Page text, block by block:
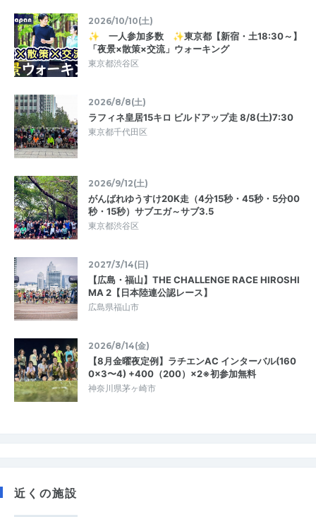
2026/10/10(土)
✨ 一人参加多数 ✨東京都【新宿・土18:30～】
「夜景×散策×交流」ウォーキング
東京都渋谷区
2026/8/8(土)
ラフィネ皇居15キロ ビルドアップ走 8/8(土)7:30
東京都千代田区
2026/9/12(土)
がんばれゆうすけ20K走（4分15秒・45秒・5分00
秒・15秒）サブエガ～サブ3.5
東京都渋谷区
2027/3/14(日)
【広島・福山】THE CHALLENGE RACE HIROSHI
MA 2【日本陸連公認レース】
広島県福山市
2026/8/14(金)
【8月金曜夜定例】ラチエンAC インターバル(160
0×3〜4) +400（200）×2※初参加無料
神奈川県茅ヶ崎市
近くの施設